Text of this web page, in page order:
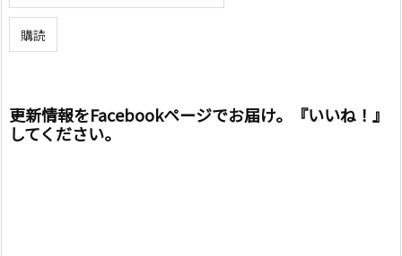
更新情報をFacebookページでお届け。『いいね！』
してください。